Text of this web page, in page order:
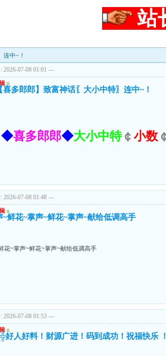
站
连中~！
2026-07-08 01:01 ---
u
喜多郎郎】致富神话〖大小中特〗连中~！
◆喜多郎郎◆大小中特￠小数
2026-07-08 01:48 ---
u
~鲜花~掌声~鲜花~掌声~献给低调高手
花~掌声~鲜花~掌声~献给低调高手
2026-07-08 01:53 ---
u
人好料！财源广进！码到成功！祝福快乐 ！